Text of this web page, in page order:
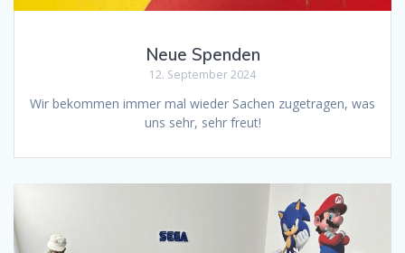
Neue Spenden
12. September 2024
Wir bekommen immer mal wieder Sachen zugetragen, was
uns sehr, sehr freut!